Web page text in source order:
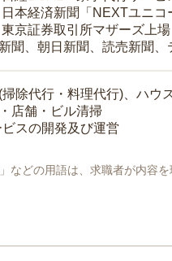
本経済新聞「NEXTユニコ
京証券取引所マザーズ上場
聞、朝日新聞、読売新聞
除代行・料理代行)、ハウ
店舗・ビル清掃
スの開発及び運営
どの用語は、求職者が内容